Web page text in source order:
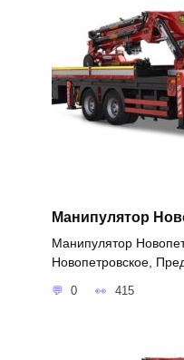
Манипулятор
Манипулятор
Новопетровское,
0 415